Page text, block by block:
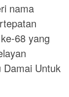
nama
68 yang
Damai Untuk